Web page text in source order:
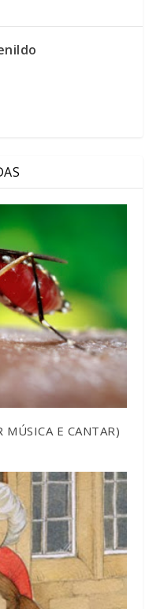
E CANTAR)